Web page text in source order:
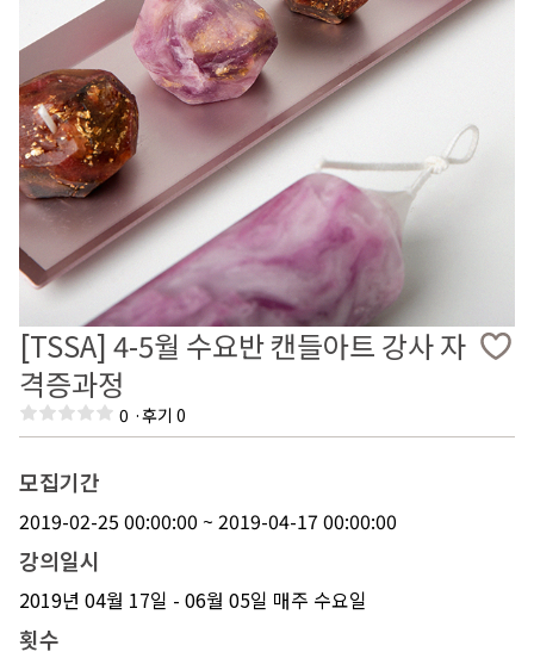
[TSSA] 4-5월 수요반 캔들아트 강사 자
격증과정
0 ·후기 0
모집기간
2019-02-25 00:00:00 ~ 2019-04-17 00:00:00
강의일시
2019년 04월 17일 - 06월 05일 매주 수요일
횟수